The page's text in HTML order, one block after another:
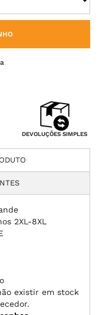
DEVOLUÇÕES SIMPLES
2XL-8XL
existir em stock